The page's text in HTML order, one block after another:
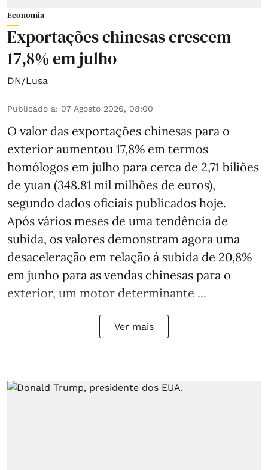
Economia
Exportações chinesas crescem
17,8% em julho
DN/Lusa
Publicado a: 07 Agosto 2026, 08:00
O valor das exportações chinesas para o
exterior aumentou 17,8% em termos
homólogos em julho para cerca de 2,71 biliões
de yuan (348.81 mil milhões de euros),
segundo dados oficiais publicados hoje.
Após vários meses de uma tendência de
subida, os valores demonstram agora uma
desaceleração em relação à subida de 20,8%
em junho para as vendas chinesas para o
exterior, um motor determinante ...
Ver mais